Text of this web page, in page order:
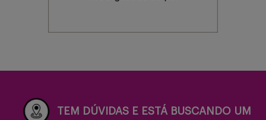
TEM DÚVIDAS E ESTÁ BUSCANDO UM